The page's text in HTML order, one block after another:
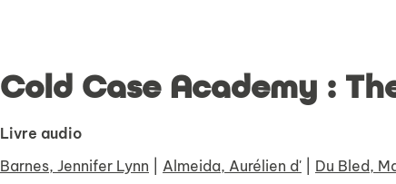
Cold Case Academy :
Livre audio
Barnes, Jennifer Lynn
Almeida, Aurélien d'
Du Bled,